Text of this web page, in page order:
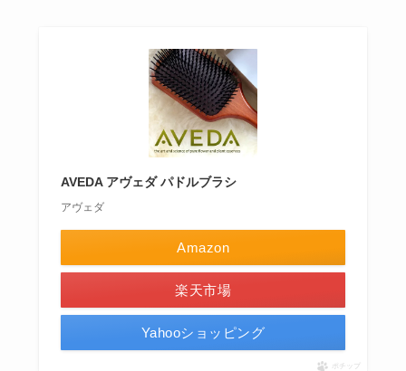
AVEDA アヴェダ パドルブラシ
アヴェダ
Amazon
楽天市場
Yahooショッピング
ポチップ